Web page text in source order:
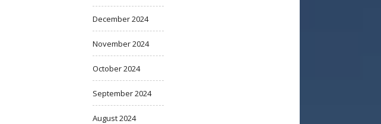
December 2024
November 2024
October 2024
September 2024
August 2024